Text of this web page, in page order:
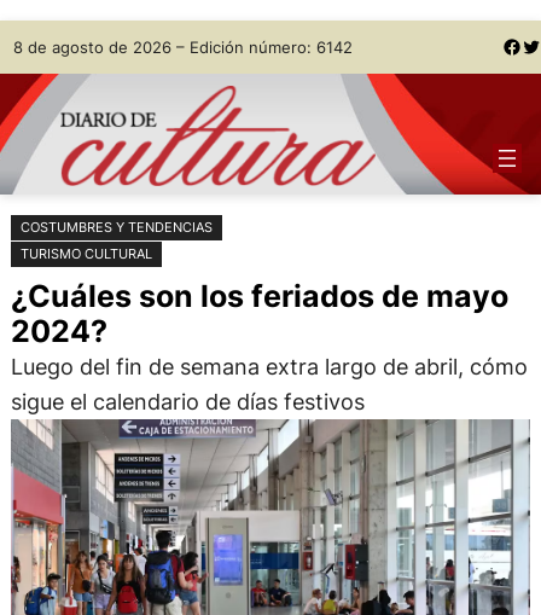
Saltar
al
contenido
Skip
to
content
8 de agosto de 2026 – Edición número: 6142 Facebook Twitter
COSTUMBRES Y TENDENCIAS
TURISMO CULTURAL
¿Cuáles son los feriados de mayo
2024?
Luego del fin de semana extra largo de abril, cómo
sigue el calendario de días festivos